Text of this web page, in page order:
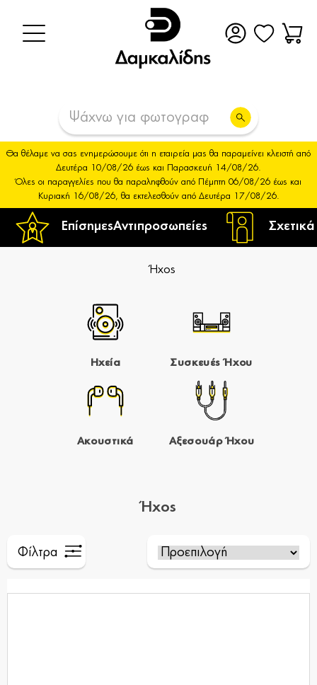
ΕπίσημεςΑντιπροσωπείες
Θα θέλαμε να σας ενημερώσουμε ότι η εταιρεία μας θα παραμείνει κλειστή από
Δευτέρα 10/08/26 έως και Παρασκευή 14/08/26.
Όλες οι παραγγελίες που θα παραληφθούν από Πέμπτη 06/08/26 έως και
Κυριακή 16/08/26, θα εκτελεσθούν από Δευτέρα 17/08/26.
Ήχος
Ηχεία Συσκευές Ήχου
Ακουστικά Αξεσουάρ Ήχου
Ήχος
Φίλτρα